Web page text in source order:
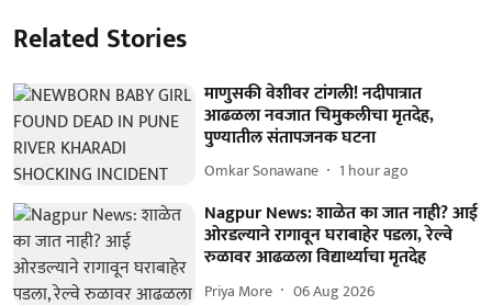
Related Stories
माणुसकी वेशीवर टांगली! नदीपात्रात
आढळला नवजात चिमुकलीचा मृतदेह,
पुण्यातील संतापजनक घटना
Omkar Sonawane 1 hour ago
Nagpur News: शाळेत का जात नाही? आई
ओरडल्याने रागावून घराबाहेर पडला, रेल्वे
रुळावर आढळला विद्यार्थ्याचा मृतदेह
Priya More 06 Aug 2026